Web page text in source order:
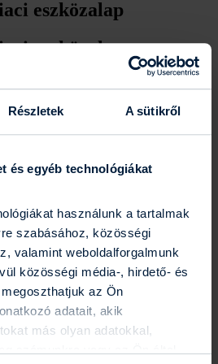
Részletek A sütikről
és egyéb technológiákat
használunk a tartalmak
szabásához, közösségi
valamint weboldalforgalmunk
közösségi média-, hirdető- és
az Ön
adatait, akik
más olyan adatokkal,
eszközalap
eszközalap
futamidejű állampapírokba, a
így többek között olyan eszközökbe
melyek mások számára nem érhetők
31.82 KB)